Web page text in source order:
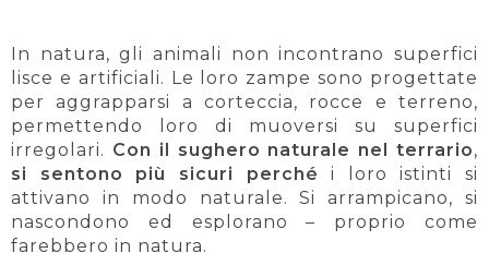
In natura, gli animali non incontrano superfici
lisce e artificiali. Le loro zampe sono progettate
per aggrapparsi a corteccia, rocce e terreno,
permettendo loro di muoversi su superfici
irregolari. Con il sughero naturale nel terrario,
si sentono più sicuri perché i loro istinti si
attivano in modo naturale. Si arrampicano, si
nascondono ed esplorano – proprio come
farebbero in natura.